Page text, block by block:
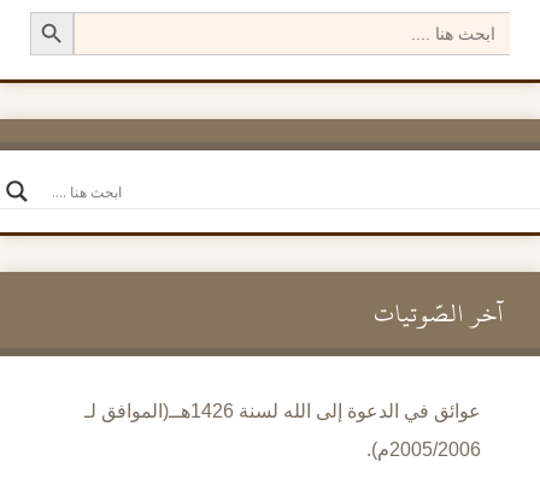
for:
Search Button
آخر الصَّوتيات
عوائق في الدعوة إلى الله لسنة 1426هــ(الموافق لـ
2005/2006م).